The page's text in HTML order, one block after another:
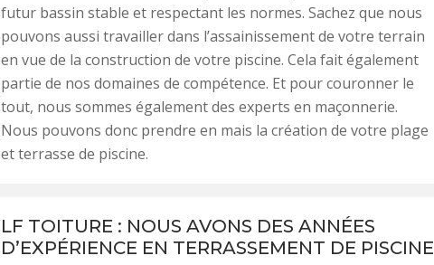
futur bassin stable et respectant les normes. Sachez que nous
pouvons aussi travailler dans l’assainissement de votre terrain
en vue de la construction de votre piscine. Cela fait également
partie de nos domaines de compétence. Et pour couronner le
tout, nous sommes également des experts en maçonnerie.
Nous pouvons donc prendre en mais la création de votre plage
et terrasse de piscine.
LF TOITURE : NOUS AVONS DES ANNÉES
D’EXPÉRIENCE EN TERRASSEMENT DE PISCINE